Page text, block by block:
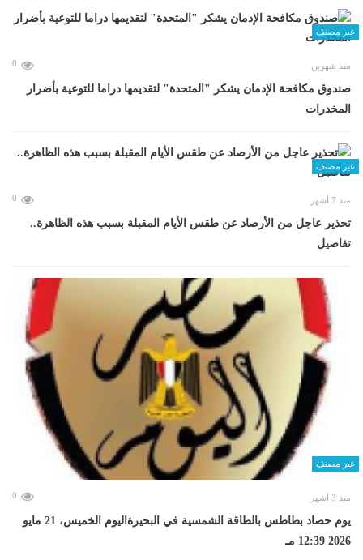
غير مصنف
منذ شهرين 0
صندوق مكافحة الإدمان يشكر "المتحدة" لتقديمها دراما للتوعية بأضرار
المخدرات
غير مصنف
منذ 7 أشهر 0
تحذير عاجل من الأرصاد عن طقس الأيام المقبلة بسبب هذه الظاهرة..
تفاصيل
غير مصنف
منذ 3 أشهر 0
يوم حصاد بطاطس بالطاقة الشمسية في البحيرةاليوم الخميس، 21 مايو
2026 12:39 مـ